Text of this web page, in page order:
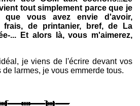
tout simplement parce que je
que vous avez envie d'avoir,
de printanier, bref, de La
... Et alors là, vous m'aimerez,
je viens de l'écrire devant vos
larmes, je vous emmerde tous.